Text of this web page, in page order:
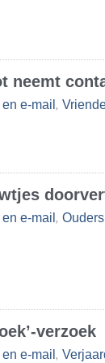
neemt
en e-mail ,
en e-mail ,
verzoek
en e-mail ,